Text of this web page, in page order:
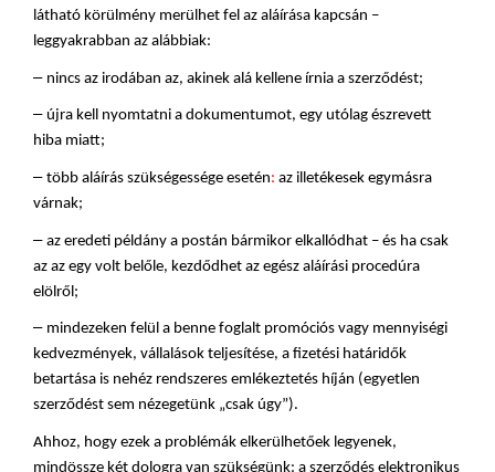
látható körülmény merülhet fel az aláírása kapcsán –
leggyakrabban az alábbiak:
– nincs az irodában az, akinek alá kellene írnia a szerződést;
– újra kell nyomtatni a dokumentumot, egy utólag észrevett
hiba miatt;
– több aláírás szükségessége esetén: az illetékesek egymásra
várnak;
– az eredeti példány a postán bármikor elkallódhat – és ha csak
az az egy volt belőle, kezdődhet az egész aláírási procedúra
elölről;
– mindezeken felül a benne foglalt promóciós vagy mennyiségi
kedvezmények, vállalások teljesítése, a fizetési határidők
betartása is nehéz rendszeres emlékeztetés híján (egyetlen
szerződést sem nézegetünk „csak úgy”).
Ahhoz, hogy ezek a problémák elkerülhetőek legyenek,
mindössze két dologra van szükségünk: a szerződés elektronikus